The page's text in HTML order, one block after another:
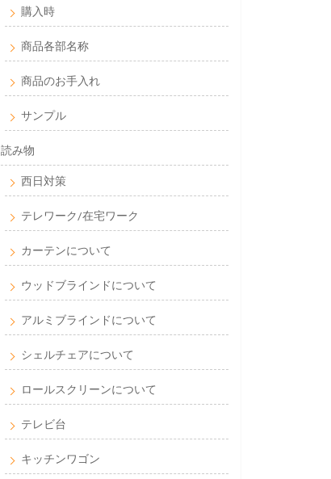
購入時
商品各部名称
商品のお手入れ
サンプル
読み物
西日対策
テレワーク/在宅ワーク
カーテンについて
ウッドブラインドについて
アルミブラインドについて
シェルチェアについて
ロールスクリーンについて
テレビ台
キッチンワゴン